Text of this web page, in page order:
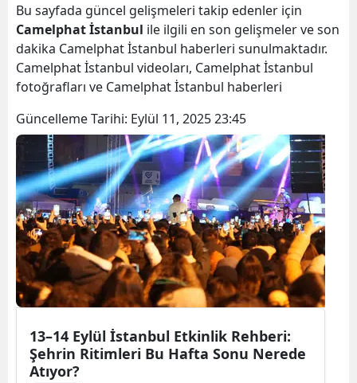
Bu sayfada güncel gelişmeleri takip edenler için
Camelphat İstanbul ile ilgili en son gelişmeler ve son
dakika Camelphat İstanbul haberleri sunulmaktadır.
Camelphat İstanbul videoları, Camelphat İstanbul
fotoğrafları ve Camelphat İstanbul haberleri
Güncelleme Tarihi: Eylül 11, 2025 23:45
13–14 Eylül İstanbul Etkinlik Rehberi:
Şehrin Ritimleri Bu Hafta Sonu Nerede
Atıyor?